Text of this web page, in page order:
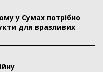
у Сумах потрібно
для вразливих